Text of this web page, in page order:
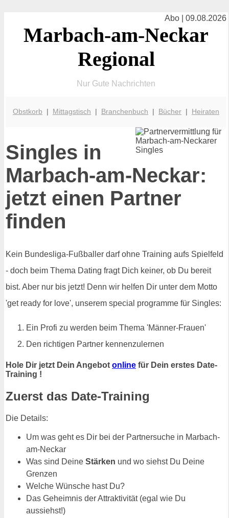
Abo | 09.08.2026
Marbach-am-Neckar
Regional
Nur Gute Nachrichten
Obstkorb | Mittagstisch | Branchenbuch | Bücher | Heiraten
Singles in
Marbach-am-Neckar:
jetzt einen Partner
finden
Kein Bundesliga-Fußballer darf ohne Training aufs Spielfeld
- doch beim Thema Dating fragt Dich keiner, ob Du bereit
bist. Aber nur bis jetzt! Denn wir helfen Dir unter dem Motto
'get ready for love', unserem special programme für Singles:
Ein Profi zu werden beim Thema 'Männer-Frauen'
Den richtigen Partner kennenzulernen
Hole Dir jetzt Dein Angebot online für Dein erstes Date-
Training !
Zuerst das Date-Training
Die Details:
Um was geht es Dir bei der Partnersuche in Marbach-
am-Neckar
Was sind Deine Stärken und wo siehst Du Deine
Grenzen
Welche Wünsche hast Du?
Das Geheimnis der Attraktivität (egal wie Du
aussiehst!)